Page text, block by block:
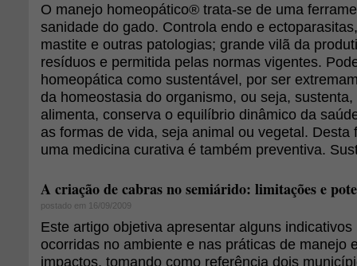
O manejo homeopático® trata-se de uma
sanidade do gado. Controla endo e
mastite e outras patologias; grande vilã da
resíduos e permitida pelas normas vigentes.
homeopática como sustentável, por ser
da homeostasia do organismo, ou seja,
alimenta, conserva o equilíbrio dinâmico da
as formas de vida, seja animal ou vegetal. Desta
uma medicina curativa é também preventiva.
A criação de cabras no semiárido: limitações e
postado em 16/09/2009
Este artigo objetiva apresentar alguns
ocorridas no ambiente e nas práticas de manejo
impactos, tomando como referência dois